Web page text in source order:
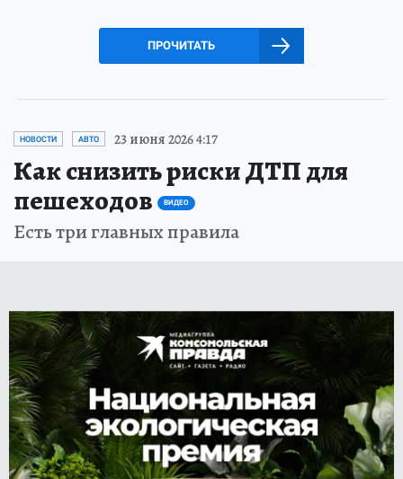
ПРОЧИТАТЬ
НОВОСТИ АВТО 23 июня 2026 4:17
Как снизить риски ДТП для
пешеходов
ВИДЕО
Есть три главных правила